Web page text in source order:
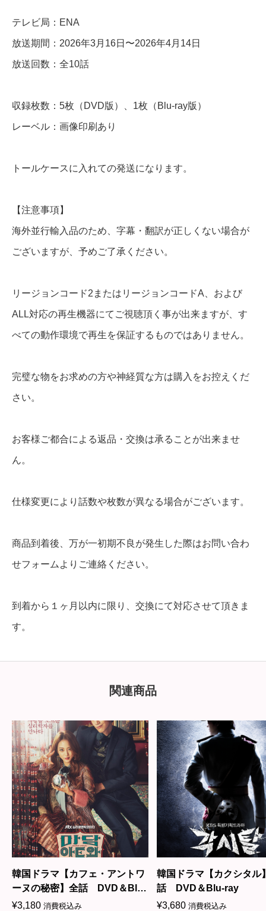
V
＆
B
u
r
テレビ局：ENA
放送期間：2026年3月16日〜2026年4月14日
放送回数：全10話
収録枚数：5枚（DVD版）、1枚（Blu-ray版）
レーベル：画像印刷あり
トールケースに入れての発送になります。
【注意事項】
海外並行輸入品のため、字幕・翻訳が正しくない場合が
ございますが、予めご了承ください。
リージョンコード2またはリージョンコードA、および
ALL対応の再生機器にてご視聴頂く事が出来ますが、す
べての動作環境で再生を保証するものではありません。
完璧な物をお求めの方や神経質な方は購入をお控えくだ
さい。
お客様ご都合による返品・交換は承ることが出来ませ
ん。
仕様変更により話数や枚数が異なる場合がございます。
商品到着後、万が一初期不良が発生した際はお問い合わ
せフォームよりご連絡ください。
到着から１ヶ月以内に限り、交換にて対応させて頂きま
す。
関連商品
韓国ドラマ【カフェ・アントワ
ーヌの秘密】全話 DVD＆Blu-
ray
¥3,180 消費税込み
韓国ドラマ【カクシタル
話 DVD＆Blu-ray
¥3,680 消費税込み